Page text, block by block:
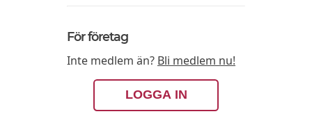
För företag
Inte medlem än? Bli medlem nu!
LOGGA IN